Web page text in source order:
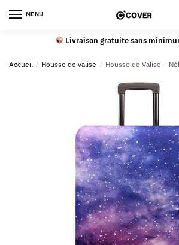
MENU
Livraison gratuite sans
Accueil / Housse de valise / Housse de Valise –